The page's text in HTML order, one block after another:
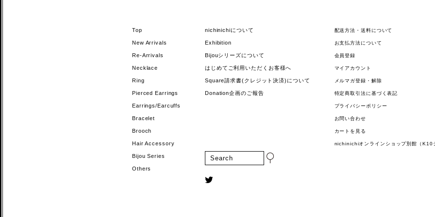
Top
New Arrivals
Re-Arrivals
Necklace
Ring
Pierced Earrings
Earrings/Earcuffs
Bracelet
Brooch
Hair Accessory
Bijou Series
Others
nichinichiについて
Exhibition
Bijouシリーズについて
はじめてご利用いただくお客様へ
Square請求書(クレジット決済)について
Donation企画のご報告
配送方法・送料について
お支払方法について
会員登録
マイアカウント
メルマガ登録・解除
特定商取引法に基づく表記
プライバシーポリシー
お問い合わせ
カートを見る
nichinichiオンラインショップ別館（K10